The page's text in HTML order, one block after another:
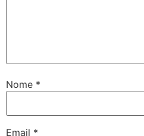
Nome *
Email *